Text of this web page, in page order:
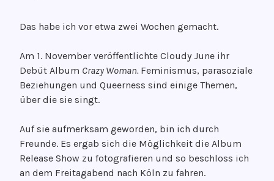
e
t
l
i
c
t
a
m
2
a
k
e
n
g
o
o
v
e
Das habe ich vor etwa zwei Wochen gemacht.
Am 1. November veröffentlichte Cloudy June ihr
Debüt Album Crazy Woman. Feminismus, parasoziale
Beziehungen und Queerness sind einige Themen,
über die sie singt.
Auf sie aufmerksam geworden, bin ich durch
Freunde. Es ergab sich die Möglichkeit die Album
Release Show zu fotografieren und so beschloss ich
an dem Freitagabend nach Köln zu fahren.